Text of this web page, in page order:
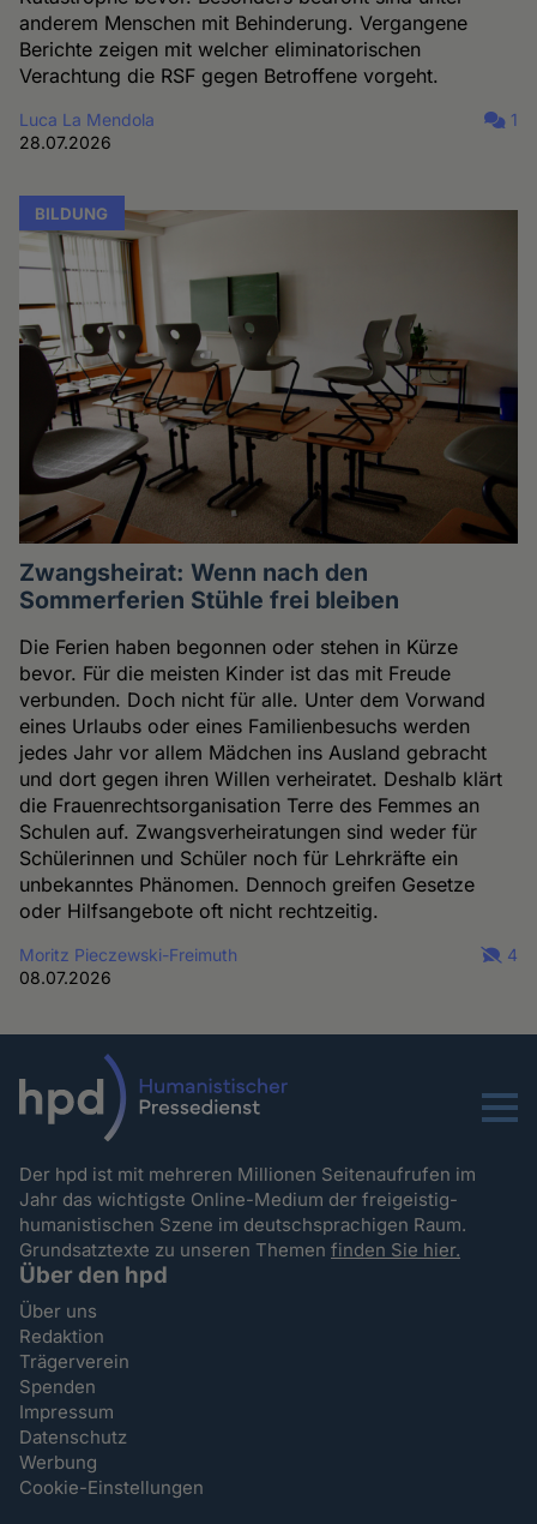
anderem Menschen mit Behinderung. Vergangene
Berichte zeigen mit welcher eliminatorischen
Verachtung die RSF gegen Betroffene vorgeht.
Luca La Mendola
28.07.2026
1
BILDUNG
Zwangsheirat: Wenn nach den
Sommerferien Stühle frei bleiben
Die Ferien haben begonnen oder stehen in Kürze
bevor. Für die meisten Kinder ist das mit Freude
verbunden. Doch nicht für alle. Unter dem Vorwand
eines Urlaubs oder eines Familienbesuchs werden
jedes Jahr vor allem Mädchen ins Ausland gebracht
und dort gegen ihren Willen verheiratet. Deshalb klärt
die Frauenrechtsorganisation Terre des Femmes an
Schulen auf. Zwangsverheiratungen sind weder für
Schülerinnen und Schüler noch für Lehrkräfte ein
unbekanntes Phänomen. Dennoch greifen Gesetze
oder Hilfsangebote oft nicht rechtzeitig.
Moritz Pieczewski-Freimuth
08.07.2026
4
Menu
Der hpd ist mit mehreren Millionen Seitenaufrufen im
Jahr das wichtigste Online-Medium der freigeistig-
humanistischen Szene im deutschsprachigen Raum.
Grundsatztexte zu unseren Themenfinden Sie hier.
Über den hpd
Über uns
Redaktion
Trägerverein
Spenden
Impressum
Datenschutz
Werbung
Cookie-Einstellungen